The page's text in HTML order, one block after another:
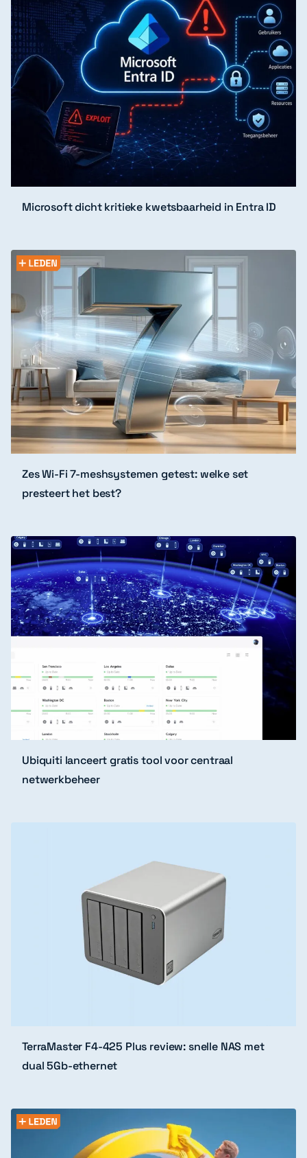
Microsoft dicht kritieke kwetsbaarheid in Entra ID
Zes Wi-Fi 7-meshsystemen getest: welke set
presteert het best?
Ubiquiti lanceert gratis tool voor centraal
netwerkbeheer
TerraMaster F4-425 Plus review: snelle NAS met
dual 5Gb-ethernet